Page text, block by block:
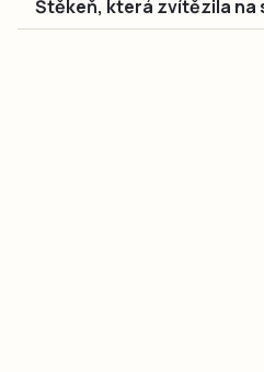
Štěkeň, která zvítězila na